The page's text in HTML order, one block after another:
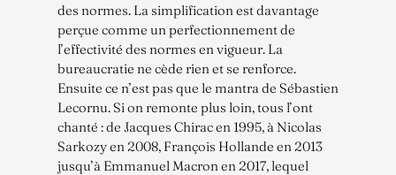
des normes. La simplification est davantage
perçue comme un perfectionnement de
l’effectivité des normes en vigueur. La
bureaucratie ne cède rien et se renforce.
Ensuite ce n’est pas que le mantra de Sébastien
Lecornu. Si on remonte plus loin, tous l’ont
chanté : de Jacques Chirac en 1995, à Nicolas
Sarkozy en 2008, François Hollande en 2013
jusqu’à Emmanuel Macron en 2017, lequel